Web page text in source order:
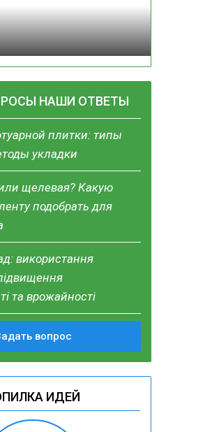
НАШИ ОТВЕТЫ
плитки: типы
укладки
щелевая? Какую
подобрать для
використання
та врожайності
вопрос
ИДЕЙ